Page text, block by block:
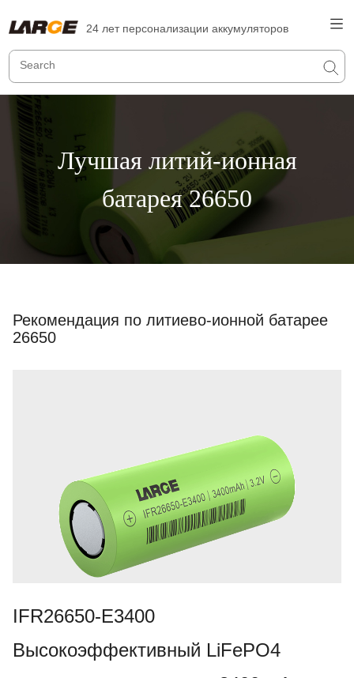
24 лет персонализации аккумуляторов
Лучшая литий-ионная
батарея 26650
Рекомендация по литиево-ионной батарее
26650
IFR26650-E3400
Высокоэффективный LiFePO4